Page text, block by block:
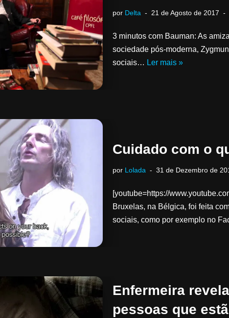
por Delta 21 de Agosto de 2017
3 minutos com Bauman: As
sociedade pós-moderna,
sociais… Ler mais »
Cuidado com o
por Lolada 31 de Dezembro de
[youtube=https://
Bruxelas, na Bélgica, foi feita
sociais, como por exemplo no
Enfermeira
pessoas que